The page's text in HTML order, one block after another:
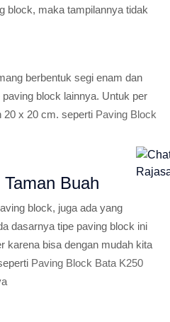
block, maka tampilannya tidak
berbentuk segi enam dan
block lainnya. Untuk per
20 x 20 cm. seperti Paving Block
Buah
block, juga ada yang
dasarnya tipe paving block ini
karena bisa dengan mudah kita
Paving Block Bata K250